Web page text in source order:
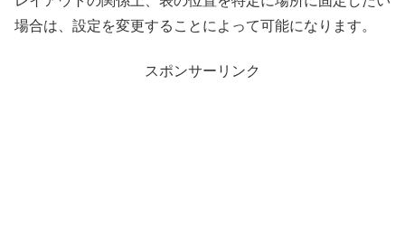
場合は、設定を変更することによって可能になります。
スポンサーリンク